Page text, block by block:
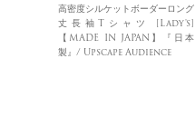
高密度シルケットボーダーロング
丈長袖Tシャツ [Lady's]
【MADE IN JAPAN】『日本
製』/ Upscape Audience